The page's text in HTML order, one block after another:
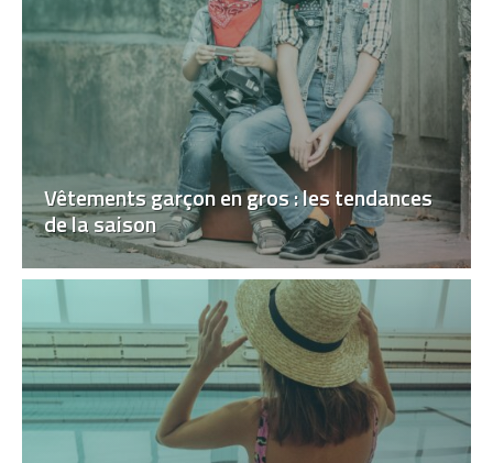
Vêtements garçon en gros : les tendances
de la saison